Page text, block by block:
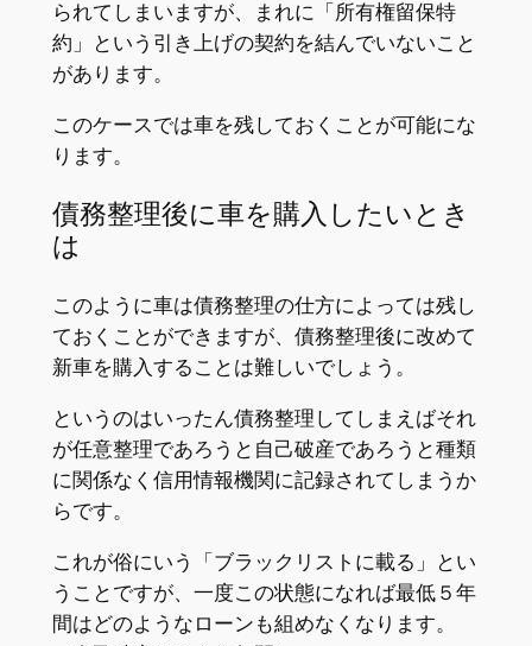
られてしまいますが、まれに「所有権留保特
約」という引き上げの契約を結んでいないこと
があります。
このケースでは車を残しておくことが可能にな
ります。
債務整理後に車を購入したいとき
は
このように車は債務整理の仕方によっては残し
ておくことができますが、債務整理後に改めて
新車を購入することは難しいでしょう。
というのはいったん債務整理してしまえばそれ
が任意整理であろうと自己破産であろうと種類
に関係なく信用情報機関に記録されてしまうか
らです。
これが俗にいう「ブラックリストに載る」とい
うことですが、一度この状態になれば最低５年
間はどのようなローンも組めなくなります。